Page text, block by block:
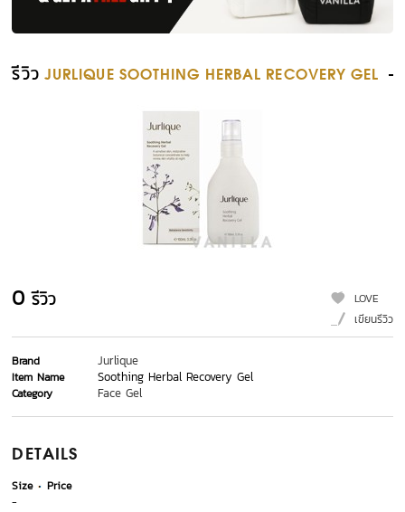
รีวิว JURLIQUE SOOTHING HERBAL RECOVERY GEL
0 รีวิว
LOVE
เขียนรีวิว
Brand Jurlique
Item Name Soothing Herbal Recovery Gel
Category Face Gel
DETAILS
Size
Price
-